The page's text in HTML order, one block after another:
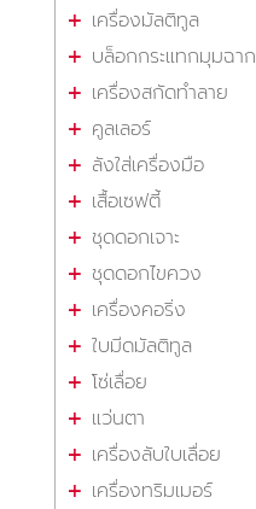
เครื่องมัลติทูล
บล็อกกระแทกมุมฉาก
เครื่องสกัดทำลาย
คูลเลอร์
ลังใส่เครื่องมือ
เสื้อเซฟตี้
ชุดดอกเจาะ
ชุดดอกไขควง
เครื่องคอริ่ง
ใบมีดมัลติทูล
โซ่เลื่อย
แว่นตา
เครื่องลับใบเลื่อย
เครื่องทริมเมอร์